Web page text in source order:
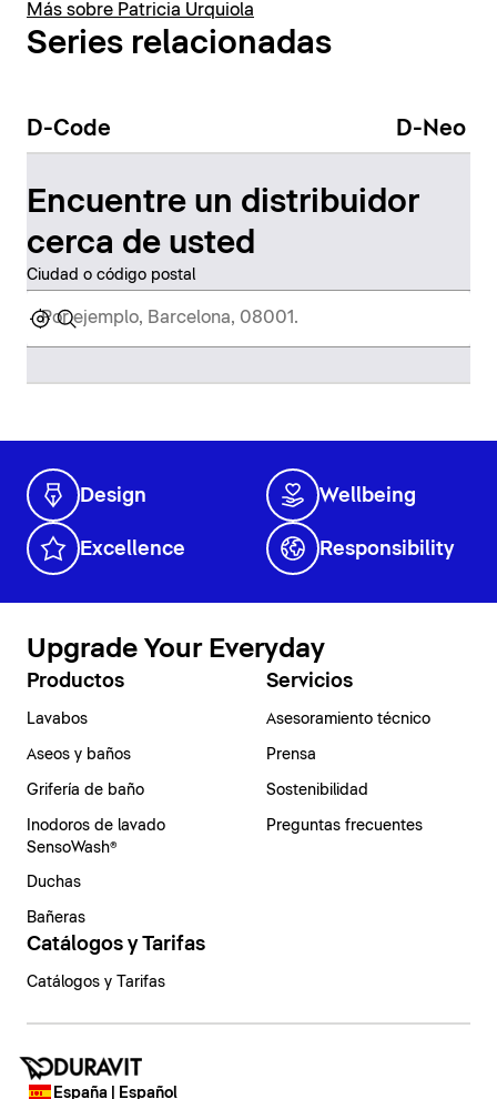
Más sobre Patricia Urquiola
Series relacionadas
D-Code D-Neo
Encuentre un distribuidor
cerca de usted
Ciudad o código postal
Design Wellbeing
Excellence Responsibility
Upgrade Your Everyday
Productos
Lavabos
Aseos y baños
Grifería de baño
Inodoros de lavado
SensoWash®
Duchas
Bañeras
Servicios
Asesoramiento técnico
Prensa
Sostenibilidad
Preguntas frecuentes
Catálogos y Tarifas
Catálogos y Tarifas
España | Español